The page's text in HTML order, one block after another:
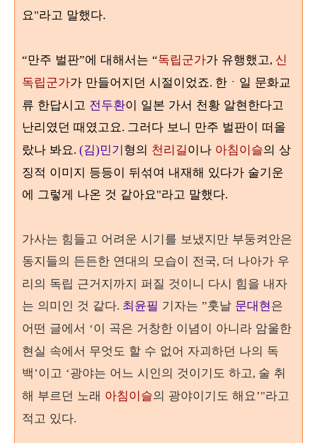
요"라고 말했다.
“만주 벌판”에 대해서는 “독립군가가 유행했고, 신
독립군가가 만들어지던 시절이었죠. 한 ㆍ 일 문화교
류 한답시고 전두환이 일본 가서 천황 알현한다고
난리였던 때였고요. 그러다 보니 만주 벌판이 떠올
랐나 봐요. (김)민기형의 천리길이나 아침이슬의 상
징적 이미지 등등이 뒤섞여 내재해 있다가 술기운
에 그렇게 나온 것 같아요"라고 말했다.
가사는 힘들고 어려운 시기를 보냈지만 부둥켜안은
동지들의 든든한 연대의 모습이 전국, 더 나아가 우
리의 독립 근거지까지 퍼질 것이니 다시 힘을 내자
는 의미인 것 같다. 최윤필 기자는 ”훗날 문대현은
어떤 글에서 ‘이 곡은 거창한 이념이 아니라 암울한
현실 속에서 무엇도 할 수 없어 자괴하던 나의 독
백’이고 ‘광야는 어느 시인의 것이기도 하고, 술 취
해 부르던 노래 아침이슬의 광야이기도 해요’"라고
적고 있다.